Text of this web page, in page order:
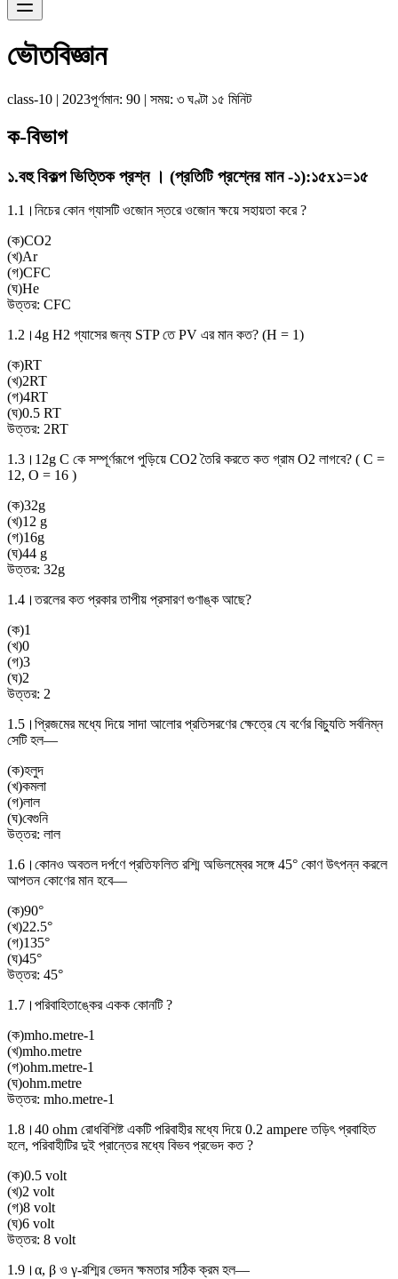
Navigation Menu
ভৌতবিজ্ঞান
class-10 | 2023পূর্ণমান: 90 | সময়: ৩ ঘণ্টা ১৫ মিনিট
ক-বিভাগ
১.বহু বিকল্প ভিত্তিক প্রশ্ন । (প্রতিটি প্রশ্নের মান -১):১৫x১=১৫
1.1। নিচের কোন গ্যাসটি ওজোন স্তরে ওজোন ক্ষয়ে সহায়তা করে ?
(ক)CO2
(খ)Ar
(গ)CFC
(ঘ)He
উত্তর: CFC
1.2। 4g H2 গ্যাসের জন্য STP তে PV এর মান কত? (H = 1)
(ক)RT
(খ)2RT
(গ)4RT
(ঘ)0.5 RT
উত্তর: 2RT
1.3। 12g C কে সম্পূর্ণরূপে পুড়িয়ে CO2 তৈরি করতে কত গ্রাম O2 লাগবে? ( C =
12, O = 16 )
(ক)32g
(খ)12 g
(গ)16g
(ঘ)44 g
উত্তর: 32g
1.4।তরলের কত প্রকার তাপীয় প্রসারণ গুণাঙ্ক আছে?
(ক)1
(খ)0
(গ)3
(ঘ)2
উত্তর: 2
1.5। প্রিজমের মধ্যে দিয়ে সাদা আলোর প্রতিসরণের ক্ষেত্রে যে বর্ণের বিচ্যুতি সর্বনিম্ন
সেটি হল—
(ক)হলুদ
(খ)কমলা
(গ)লাল
(ঘ)বেগুনি
উত্তর: লাল
1.6। কোনও অবতল দর্পণে প্রতিফলিত রশ্মি অভিলম্বের সঙ্গে 45° কোণ উৎপন্ন করলে
আপতন কোণের মান হবে—
(ক)90°
(খ)22.5°
(গ)135°
(ঘ)45°
উত্তর: 45°
1.7। পরিবাহিতাঙ্কের একক কোনটি ?
(ক)mho.metre-1
(খ)mho.metre
(গ)ohm.metre-1
(ঘ)ohm.metre
উত্তর: mho.metre-1
1.8। 40 ohm রোধবিশিষ্ট একটি পরিবাহীর মধ্যে দিয়ে 0.2 ampere তড়িৎ প্রবাহিত
হলে, পরিবাহীটির দুই প্রান্তের মধ্যে বিভব প্রভেদ কত ?
(ক)0.5 volt
(খ)2 volt
(গ)8 volt
(ঘ)6 volt
উত্তর: 8 volt
1.9। α, β ও γ-রশ্মির ভেদন ক্ষমতার সঠিক ক্রম হল—